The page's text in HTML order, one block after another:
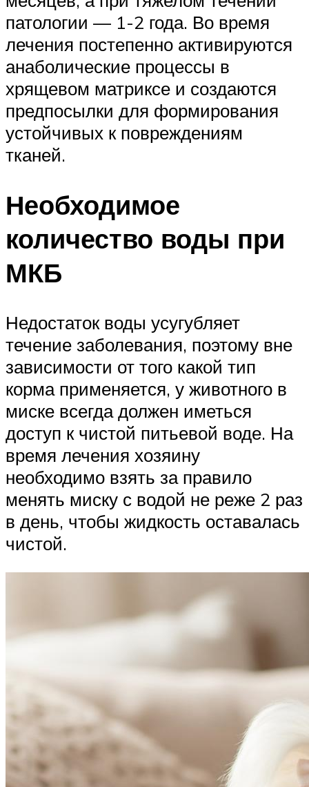
патологии — 1-2 года. Во время
лечения постепенно активируются
анаболические процессы в
хрящевом матриксе и создаются
предпосылки для формирования
устойчивых к повреждениям
тканей.
Необходимое
количество воды при
МКБ
Недостаток воды усугубляет
течение заболевания, поэтому вне
зависимости от того какой тип
корма применяется, у животного в
миске всегда должен иметься
доступ к чистой питьевой воде. На
время лечения хозяину
необходимо взять за правило
менять миску с водой не реже 2 раз
в день, чтобы жидкость оставалась
чистой.